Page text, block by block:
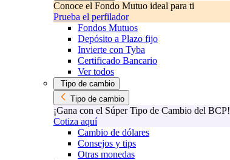
Conoce el Fondo Mutuo ideal para ti
Prueba el perfilador
Fondos Mutuos
Depósito a Plazo fijo
Invierte con Tyba
Certificado Bancario
Ver todos
Tipo de cambio
Tipo de cambio
¡Gana con el Súper Tipo de Cambio del BCP!
Cotiza aquí
Cambio de dólares
Consejos y tips
Otras monedas